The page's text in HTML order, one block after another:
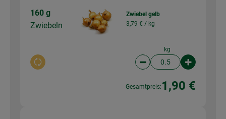
160 g
Zwiebeln
Auswahl ändern
Zwiebel gelb
3,79 € / kg
kg
Artikelanzahl
Gesamtpreis: 1,90 €